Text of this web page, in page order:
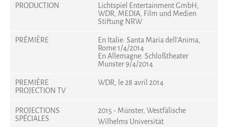
PRODUCTION
Lichtspiel Entertainment GmbH,
WDR, MEDIA, Film und Medien
Stiftung NRW
PRÉMIÈRE
En Italie: Santa Maria dell'Anima,
Rome 1/4/2014
En Allemagne: Schloßtheater
Munster 9/4/2014
PREMIÈRE
PROJECTION TV
WDR, le 28 avril 2014
PROJECTIONS
SPÉCIALES
2015 - Münster, Westfälische
Wilhelms Universität